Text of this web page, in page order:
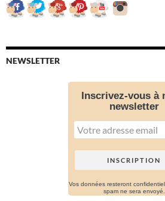
NEWSLETTER
Inscrivez-vous à
newsletter
Vos données resteront
spam ne sera envoyé.